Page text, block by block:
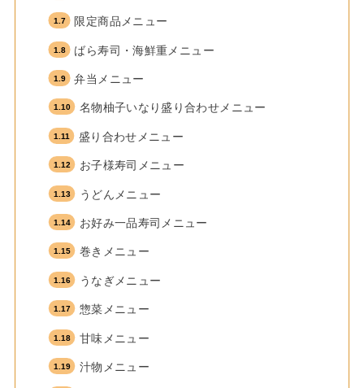
限定商品メニュー
ばら寿司・海鮮重メニュー
弁当メニュー
名物柚子いなり盛り合わせメニュー
盛り合わせメニュー
お子様寿司メニュー
うどんメニュー
お好み一品寿司メニュー
巻きメニュー
うなぎメニュー
惣菜メニュー
甘味メニュー
汁物メニュー